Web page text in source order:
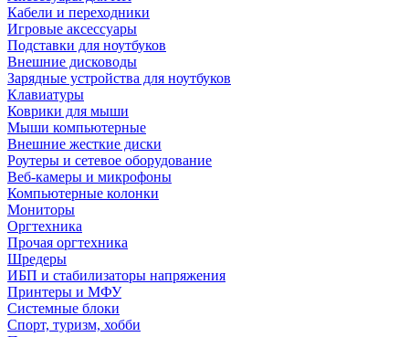
Кабели и переходники
Игровые аксессуары
Подставки для ноутбуков
Внешние дисководы
Зарядные устройства для ноутбуков
Клавиатуры
Коврики для мыши
Мыши компьютерные
Внешние жесткие диски
Роутеры и сетевое оборудование
Веб-камеры и микрофоны
Компьютерные колонки
Мониторы
Оргтехника
Прочая оргтехника
Шредеры
ИБП и стабилизаторы напряжения
Принтеры и МФУ
Системные блоки
Спорт, туризм, хобби